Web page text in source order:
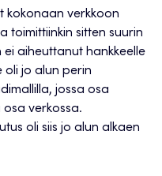
kokonaan verkkoon
toimittiinkin sitten suurin
ei aiheuttanut hankkeelle
oli jo alun perin
jossa osa
verkossa.
oli siis jo alun alkaen